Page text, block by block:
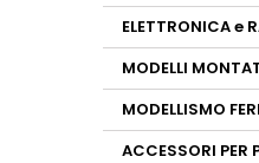
ELETTRONICA e
MODELLI
MODELLISMO
ACCESSORI PER